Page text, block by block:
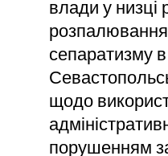
влади у низці
розпалювання
сепаратизму в
щодо
порушенням